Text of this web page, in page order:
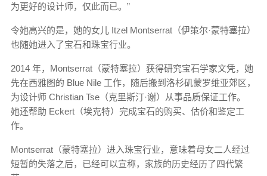
为更好的设计师，仅此而已。”
令她高兴的是，她的女儿 Itzel Montserrat（伊策尔·蒙特塞拉）
也随她进入了宝石和珠宝行业。
2014 年，Montserrat（蒙特塞拉）获得研究宝石学家文凭，她
先在西雅图的 Blue Nile 工作，随后搬到洛杉矶蒙罗维亚郊区，
为设计师 Christian Tse（克里斯汀·谢）从事品质保证工作。
她还帮助 Eckert（埃克特）完成宝石的购买、估价和鉴定工
作。
Montserrat（蒙特塞拉）进入珠宝行业，意味着母女二人经过
短暂的失落之后，已经可以宣称，家族的历史经历了四代繁